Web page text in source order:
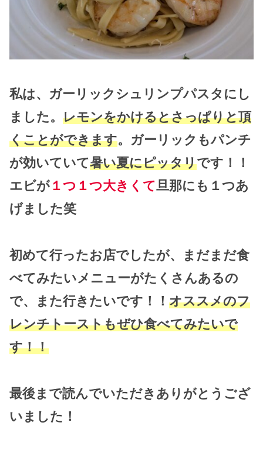
私は、ガーリックシュリンプパスタにし
ました。 レモンをかけるとさっぱりと頂
くことができます。ガーリックもパンチ
が効いていて暑い夏にピッタリです！！
エビが１つ１つ大きくて旦那にも１つあ
げました笑
初めて行ったお店でしたが、まだまだ食
べてみたいメニューがたくさんあるの
で、また行きたいです！！ オススメのフ
レンチトーストもぜひ食べてみたいで
す！！
最後まで読んでいただきありがとうござ
いました！